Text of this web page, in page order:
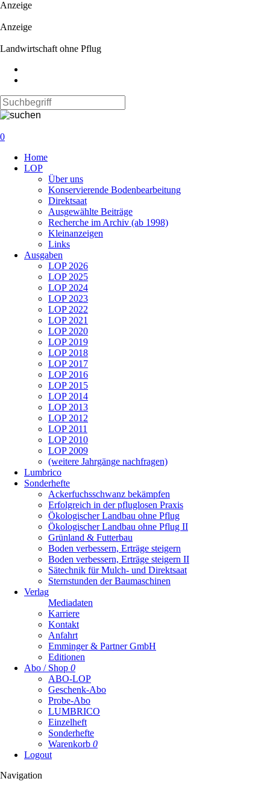
Anzeige
Anzeige
Landwirtschaft ohne Pflug
0
überspringen
Home
LOP
Über uns
Konservierende Bodenbearbeitung
Direktsaat
Ausgewählte Beiträge
Recherche im Archiv (ab 1998)
Kleinanzeigen
Links
Ausgaben
LOP 2026
LOP 2025
LOP 2024
LOP 2023
LOP 2022
LOP 2021
LOP 2020
LOP 2019
LOP 2018
LOP 2017
LOP 2016
LOP 2015
LOP 2014
LOP 2013
LOP 2012
LOP 2011
LOP 2010
LOP 2009
(weitere Jahrgänge nachfragen)
Lumbrico
Sonderhefte
Ackerfuchsschwanz bekämpfen
Erfolgreich in der pfluglosen Praxis
Ökologischer Landbau ohne Pflug
Ökologischer Landbau ohne Pflug II
Grünland & Futterbau
Boden verbessern, Erträge steigern
Boden verbessern, Erträge steigern II
Sätechnik für Mulch- und Direktsaat
Sternstunden der Baumaschinen
Verlag
Mediadaten
Karriere
Kontakt
Anfahrt
Emminger & Partner GmbH
Editionen
Abo / Shop 0
ABO-LOP
Geschenk-Abo
Probe-Abo
LUMBRICO
Einzelheft
Sonderhefte
Warenkorb 0
Logout
Navigation